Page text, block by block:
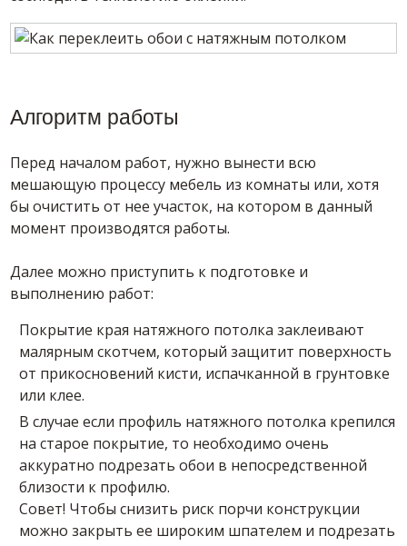
Алгоритм работы
Перед началом работ, нужно вынести всю
мешающую процессу мебель из комнаты или, хотя
бы очистить от нее участок, на котором в данный
момент производятся работы.
Далее можно приступить к подготовке и
выполнению работ:
Покрытие края натяжного потолка заклеивают
малярным скотчем, который защитит поверхность
от прикосновений кисти, испачканной в грунтовке
или клее.
В случае если профиль натяжного потолка крепился
на старое покрытие, то необходимо очень
аккуратно подрезать обои в непосредственной
близости к профилю.
Совет! Чтобы снизить риск порчи конструкции
можно закрыть ее широким шпателем и подрезать